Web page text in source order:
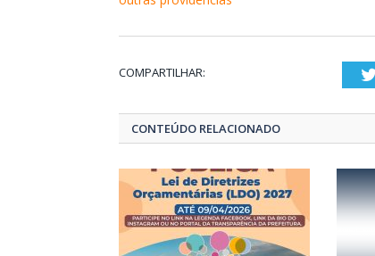
COMPARTILHAR:
CONTEÚDO RELACIONADO